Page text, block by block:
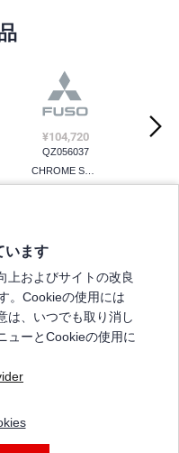
¥104,720
QZ056037
¥46,200
います
上およびサイトの改良
。Cookieの使用には
は、いつでも取り消し
ューとCookieの使用に